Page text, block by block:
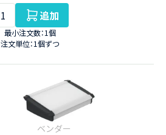
追加
最小注文数：1個
注文単位：1個ずつ